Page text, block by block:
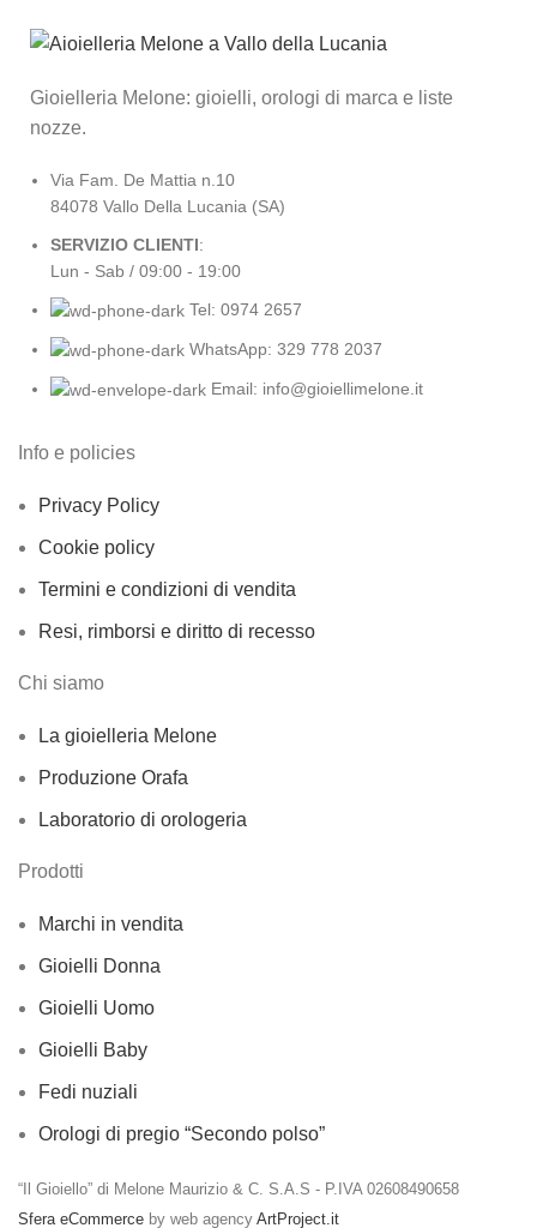
Gioielleria Melone: gioielli, orologi di marca e liste
nozze.
Via Fam. De Mattia n.10
84078 Vallo Della Lucania (SA)
SERVIZIO CLIENTI:
Lun - Sab / 09:00 - 19:00
Tel: 0974 2657
WhatsApp: 329 778 2037
Email: info@gioiellimelone.it
Info e policies
Privacy Policy
Cookie policy
Termini e condizioni di vendita
Resi, rimborsi e diritto di recesso
Chi siamo
La gioielleria Melone
Produzione Orafa
Laboratorio di orologeria
Prodotti
Marchi in vendita
Gioielli Donna
Gioielli Uomo
Gioielli Baby
Fedi nuziali
Orologi di pregio “Secondo polso”
“Il Gioiello” di Melone Maurizio & C. S.A.S - P.IVA 02608490658
Sfera eCommerce by web agency ArtProject.it